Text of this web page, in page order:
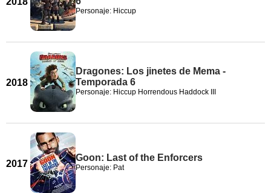
Personaje: Hiccup
2018
Dragones: Los jinetes de Mema -
Temporada 6
Personaje: Hiccup Horrendous Haddock III
2017
Goon: Last of the Enforcers
Personaje: Pat